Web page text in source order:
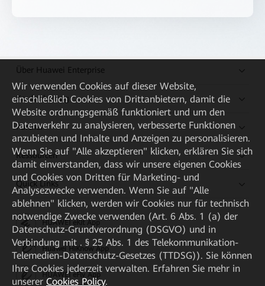
Über Huawei Enterprise
Kaufanleitung
Partner
Ressourcen
Quick Links
HUAWEI eKit App
Huawei HiKnow App
HUAWEI eFly App
Wir verwenden Cookies auf dieser Website,
einschließlich Cookies von Drittanbietern, damit die
Website ordnungsgemäß funktioniert und um den
Datenverkehr zu analysieren, verbesserte Funktionen
anzubieten und Inhalte und Anzeigen zu personalisieren.
Wenn Sie auf "Alle akzeptieren" klicken, erklären Sie sich
damit einverstanden, dass wir unsere eigenen Cookies
und Cookies von Dritten für Marketing- und
Analysezwecke verwenden. Wenn Sie auf "Alle
ablehnen" klicken, werden wir Cookies nur für technisch
notwendige Zwecke verwenden (Art. 6 Abs. 1 (a) der
Datenschutz-Grundverordnung (DSGVO) und in
Verbindung mit . § 25 Abs. 1 des Telekommunikation-
Telemedien-Datenschutz-Gesetzes (TTDSG)). Sie können
Ihre Cookies jederzeit verwalten. Erfahren Sie mehr in
unserer Cookies Policy.